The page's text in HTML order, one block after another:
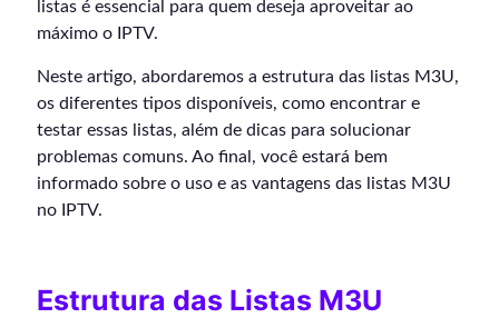
listas é essencial para quem deseja aproveitar ao
máximo o IPTV.
Neste artigo, abordaremos a estrutura das listas M3U,
os diferentes tipos disponíveis, como encontrar e
testar essas listas, além de dicas para solucionar
problemas comuns. Ao final, você estará bem
informado sobre o uso e as vantagens das listas M3U
no IPTV.
Estrutura das Listas M3U